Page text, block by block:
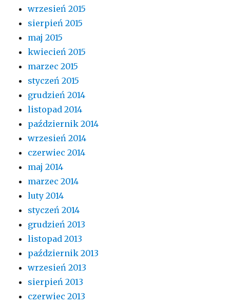
wrzesień 2015
sierpień 2015
maj 2015
kwiecień 2015
marzec 2015
styczeń 2015
grudzień 2014
listopad 2014
październik 2014
wrzesień 2014
czerwiec 2014
maj 2014
marzec 2014
luty 2014
styczeń 2014
grudzień 2013
listopad 2013
październik 2013
wrzesień 2013
sierpień 2013
czerwiec 2013